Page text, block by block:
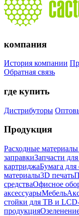
компания
История компании
Обратная связь
где купить
Дистрибуторы
Продукция
Расходные материалы
заправкиЗапчасти
картриджаБумага
материалы3D печать
средстваОфисное
аксессуарыМебель
стойки для ТВ и
продукция